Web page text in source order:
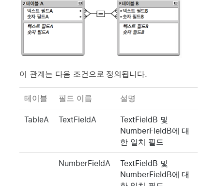
이 관계는 다음 조건으로 정의됩니다.
테이블 필드 이름 설명
TableA TextFieldA
TextFieldB 및
NumberFieldB에 대
한 일치 필드
NumberFieldA
TextFieldB 및
NumberFieldB에 대